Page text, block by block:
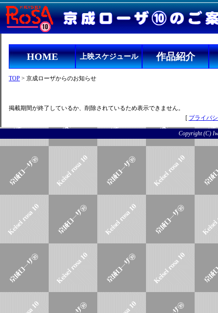
HOME 上映スケジュール 作品紹介
TOP > 京成ローザからのお知らせ
掲載期間が終了しているか、削除されているため表示できません。
[ プライバ
Copyright (C)